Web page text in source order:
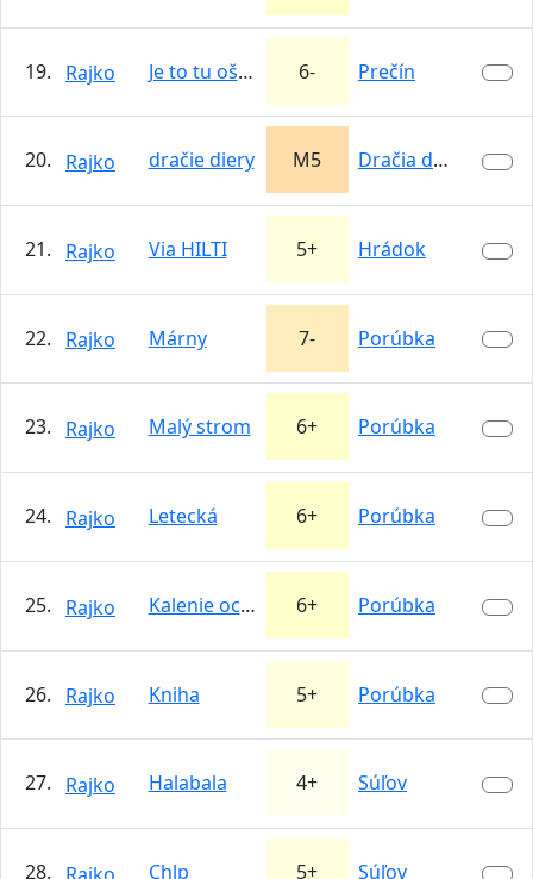
19. Rajko Je to tu ošemetné...(Jožova) 6- Prečín
20. Rajko dračie diery M5 Dračia diera
21. Rajko Via HILTI 5+ Hrádok
22. Rajko Márny 7- Porúbka
23. Rajko Malý strom 6+ Porúbka
24. Rajko Letecká 6+ Porúbka
25. Rajko Kalenie ocele 6+ Porúbka
26. Rajko Kniha 5+ Porúbka
27. Rajko Halabala 4+ Súľov
28. Chlp 5+ Súľov